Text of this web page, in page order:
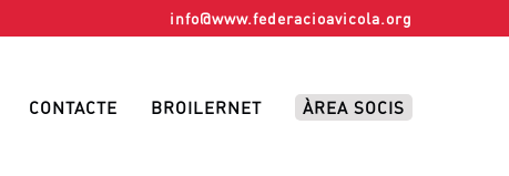
info@www.federacioavicola.org
CONTACTE BROILERNET ÀREA SOCIS